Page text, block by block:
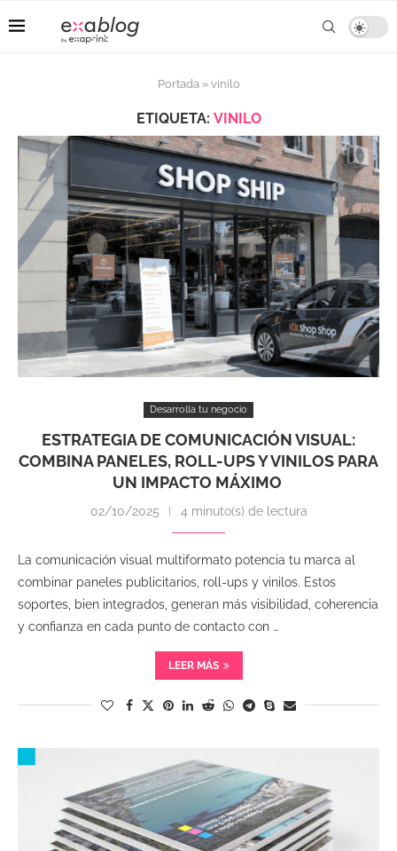
Portada» vinilo
ETIQUETA: VINILO
Desarrolla tu negocio
ESTRATEGIA DE COMUNICACIÓN VISUAL:
COMBINA PANELES, ROLL-UPS Y VINILOS PARA
UN IMPACTO MÁXIMO
02/10/2025 4 minuto(s) de lectura
La comunicación visual multiformato potencia tu marca al
combinar paneles publicitarios, roll-ups y vinilos. Estos
soportes, bien integrados, generan más visibilidad, coherencia
y confianza en cada punto de contacto con …
LEER MÁS